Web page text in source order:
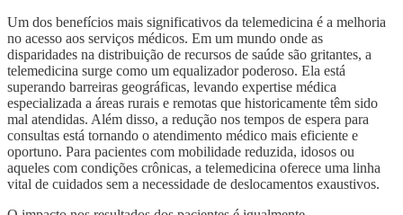
Um dos benefícios mais significativos da telemedicina é a melhoria
no acesso aos serviços médicos. Em um mundo onde as
disparidades na distribuição de recursos de saúde são gritantes, a
telemedicina surge como um equalizador poderoso. Ela está
superando barreiras geográficas, levando expertise médica
especializada a áreas rurais e remotas que historicamente têm sido
mal atendidas. Além disso, a redução nos tempos de espera para
consultas está tornando o atendimento médico mais eficiente e
oportuno. Para pacientes com mobilidade reduzida, idosos ou
aqueles com condições crônicas, a telemedicina oferece uma linha
vital de cuidados sem a necessidade de deslocamentos exaustivos.